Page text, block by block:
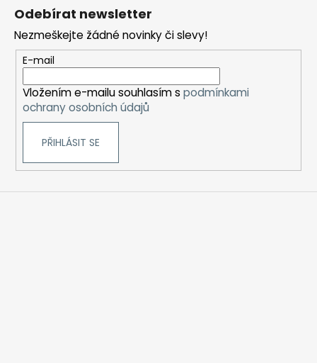
Odebírat newsletter
Nezmeškejte žádné novinky či slevy!
E-mail
Vložením e-mailu souhlasím s podmínkami
ochrany osobních údajů
PŘIHLÁSIT SE